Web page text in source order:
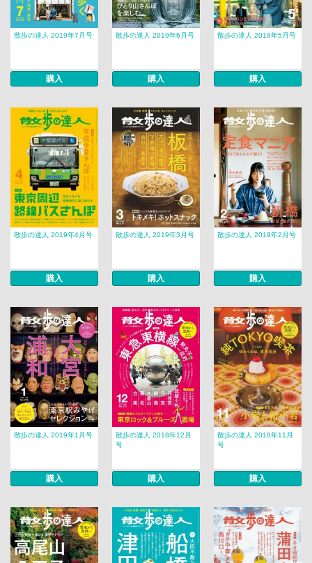
散歩の達人 2019年7月号
購入
散歩の達人 2019年6月号
購入
散歩の達人 2019年5月号
購入
散歩の達人 2019年4月号
購入
散歩の達人 2019年3月号
購入
散歩の達人 2019年2月号
購入
散歩の達人 2019年1月号
購入
散歩の達人 2018年12月
号
購入
散歩の達人 2018年11月
号
購入